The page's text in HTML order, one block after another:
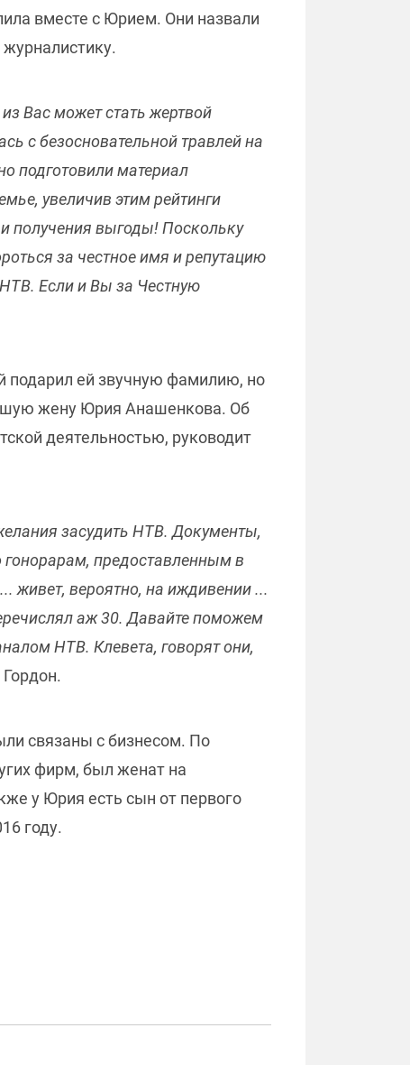
вместе с Юрием. Они назвали
Вас может стать жертвой
с безосновательной травлей на
подготовили материал
увеличив этим рейтинги
получения выгоды! Поскольку
за честное имя и репутацию
Если и Вы за Честную
подарил ей звучную фамилию, но
жену Юрия Анашенкова. Об
деятельностью, руководит
засудить НТВ. Документы,
предоставленным в
живет, вероятно, на иждивении ...
аж 30. Давайте поможем
НТВ. Клевета, говорят они,
связаны с бизнесом. По
фирм, был женат на
у Юрия есть сын от первого
году.